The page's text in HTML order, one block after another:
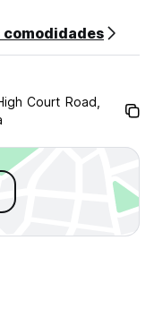
comodidades
Court Road,